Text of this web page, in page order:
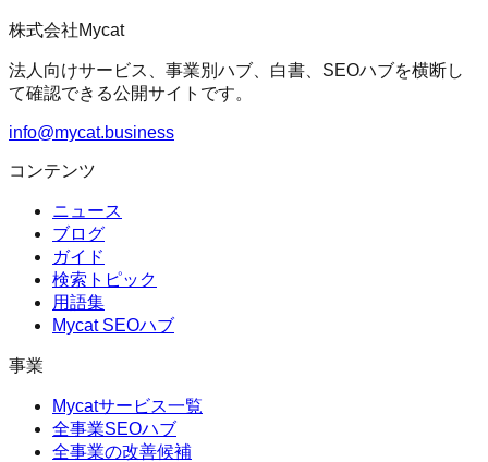
株式会社Mycat
法人向けサービス、事業別ハブ、白書、SEOハブを横断し
て確認できる公開サイトです。
info@mycat.business
コンテンツ
ニュース
ブログ
ガイド
検索トピック
用語集
Mycat SEOハブ
事業
Mycatサービス一覧
全事業SEOハブ
全事業の改善候補